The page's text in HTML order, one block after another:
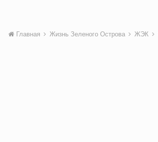
Главная Жизнь Зеленого Острова ЖЭК